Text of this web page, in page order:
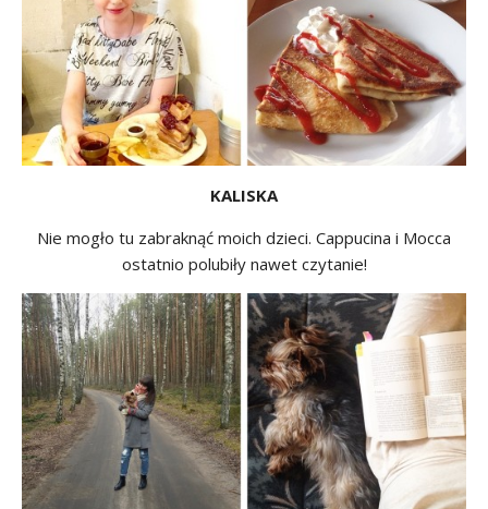
KALISKA
Nie mogło tu zabraknąć moich dzieci. Cappucina i Mocca
ostatnio polubiły nawet czytanie!